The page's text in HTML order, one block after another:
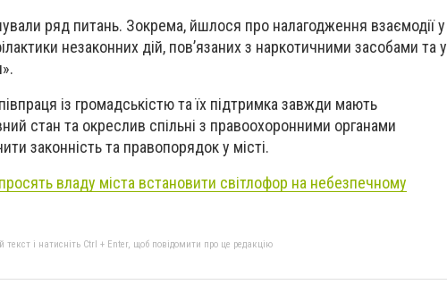
ряд питань. Зокрема, йшлося про налагодження взаємодії у
незаконних дій, пов’язаних з наркотичними засобами та у
із громадськістю та їх підтримка завжди мають
стан та окреслив спільні з правоохоронними органами
законність та правопорядок у місті.
владу міста встановити світлофор на небезпечному
і натисніть Ctrl + Enter, щоб повідомити про це редакцію